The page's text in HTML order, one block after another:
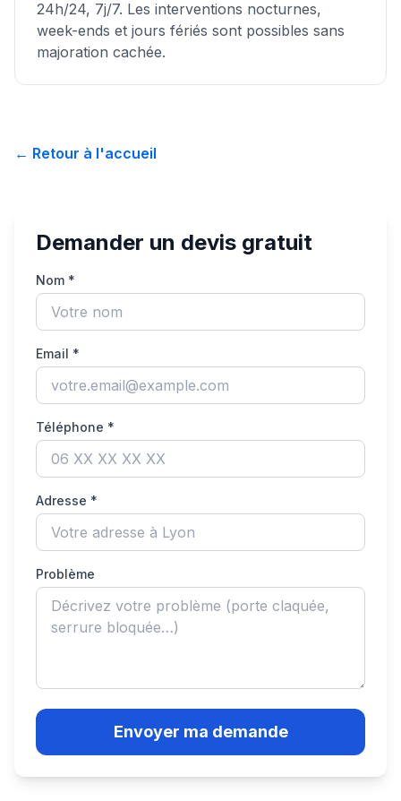
24h/24, 7j/7. Les interventions nocturnes,
week-ends et jours fériés sont possibles sans
majoration cachée.
← Retour à l'accueil
Demander un devis gratuit
Nom *
Email *
Téléphone *
Adresse *
Problème
Envoyer ma demande